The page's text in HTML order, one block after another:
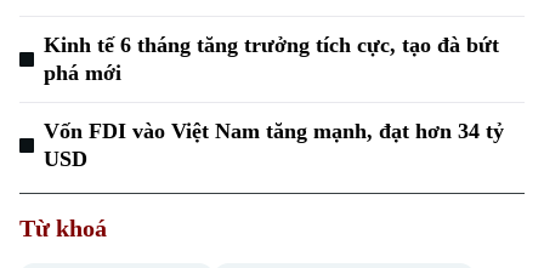
Kinh tế 6 tháng tăng trưởng tích cực, tạo đà bứt
phá mới
Vốn FDI vào Việt Nam tăng mạnh, đạt hơn 34 tỷ
USD
Từ khoá